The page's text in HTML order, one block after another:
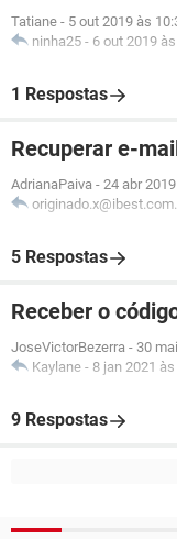
Tatiane - 5 out 2019 às
ninha25 - 6 out 2019
1 Respostas
Recuperar e-
AdrianaPaiva - 24 abr
5 Respostas
Receber o
JoseVictorBezerra - 30
Kaylane - 8 jan 2021
9 Respostas